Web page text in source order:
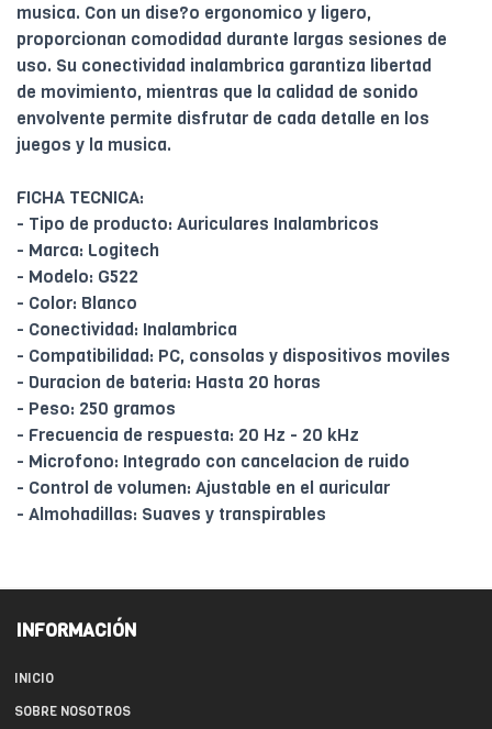
musica. Con un dise?o ergonomico y ligero,
proporcionan comodidad durante largas sesiones de
uso. Su conectividad inalambrica garantiza libertad
de movimiento, mientras que la calidad de sonido
envolvente permite disfrutar de cada detalle en los
juegos y la musica.
FICHA TECNICA:
- Tipo de producto: Auriculares Inalambricos
- Marca: Logitech
- Modelo: G522
- Color: Blanco
- Conectividad: Inalambrica
- Compatibilidad: PC, consolas y dispositivos moviles
- Duracion de bateria: Hasta 20 horas
- Peso: 250 gramos
- Frecuencia de respuesta: 20 Hz - 20 kHz
- Microfono: Integrado con cancelacion de ruido
- Control de volumen: Ajustable en el auricular
- Almohadillas: Suaves y transpirables
INFORMACIÓN
INICIO
SOBRE NOSOTROS